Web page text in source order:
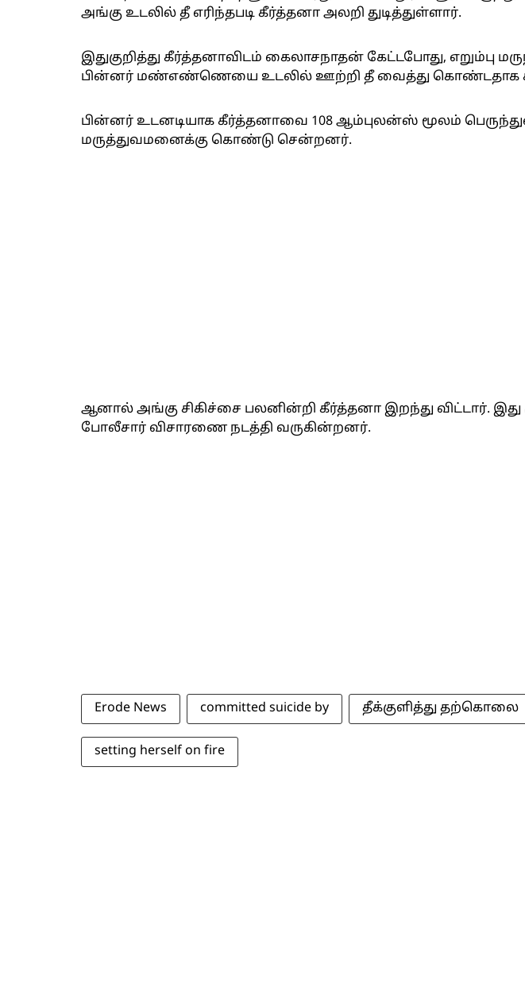
அங்கு உடலில் தீ எரிந்தபடி கீர்த்தனா அலறி துடித்துள்ளார்.
இதுகுறித்து கீர்த்தனாவிடம் கைலாசநாதன் கேட்டபோது, எறும்பு
பின்னர் மண்எண்ணெயை உடலில் ஊற்றி தீ வைத்து கொண்டதாக
பின்னர் உடனடியாக கீர்த்தனாவை 108 ஆம்புலன்ஸ் மூலம்
மருத்துவமனைக்கு கொண்டு சென்றனர்.
ஆனால் அங்கு சிகிச்சை பலனின்றி கீர்த்தனா இறந்து விட்டார்.
போலீசார் விசாரணை நடத்தி வருகின்றனர்.
Erode News committed suicide by தீக்குளித்து தற்கொலை
setting herself on fire